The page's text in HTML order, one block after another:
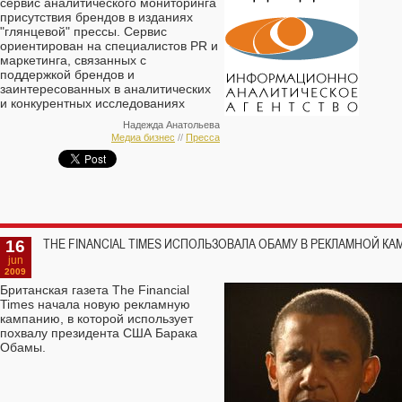
присутствия брендов в изданиях
"глянцевой" прессы. Сервис
ориентирован на специалистов PR и
маркетинга, связанных с
поддержкой брендов и
заинтересованных в аналитических
и конкурентных исследованиях
Надежда Анатольева
Медиа бизнес // Пресса
16
jun
2009
THE FINANCIAL TIMES ИСПОЛЬЗОВАЛА ОБАМУ В РЕКЛАМНОЙ
Британская газета The Financial
Times начала новую рекламную
кампанию, в которой использует
похвалу президента США Барака
Обамы.